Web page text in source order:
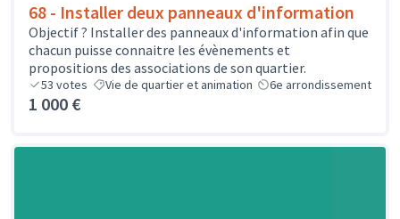
68 - Installer deux panneaux d'information
Objectif ? Installer des panneaux d'information afin que
chacun puisse connaitre les évènements et
propositions des associations de son quartier.
53 votes Vie de quartier et animation 6e arrondissement
1 000 €